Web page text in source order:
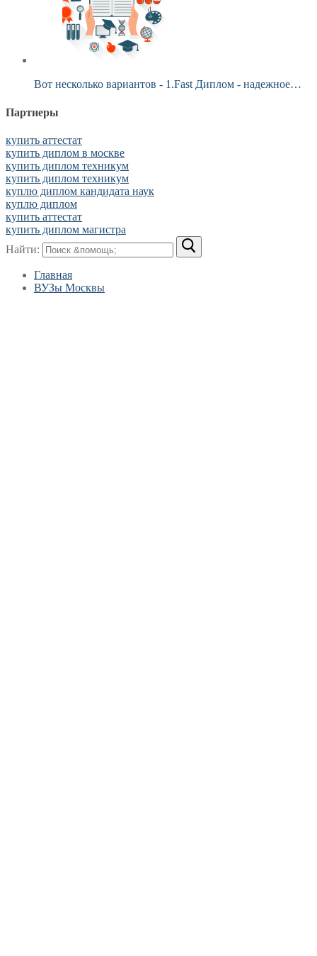
Вот несколько вариантов - 1.Fast Диплом - надежное…
Партнеры
купить аттестат
купить диплом в москве
купить диплом техникум
купить диплом техникум
куплю диплом кандидата наук
куплю диплом
купить аттестат
купить диплом магистра
Найти:
Главная
ВУЗы Москвы